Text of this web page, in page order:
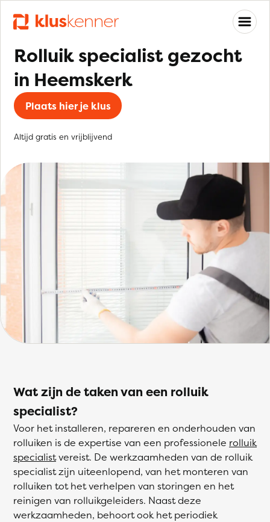
Rolluik specialist gezocht
in Heemskerk
Plaats hier je klus
Altijd gratis en vrijblijvend
Wat zijn de taken van een rolluik
specialist?
Voor het installeren, repareren en onderhouden van
rolluiken is de expertise van een professionele rolluik
specialistvereist. De werkzaamheden van de rolluik
specialist zijn uiteenlopend, van het monteren van
rolluiken tot het verhelpen van storingen en het
reinigen van rolluikgeleiders. Naast deze
werkzaamheden, behoort ook het periodiek